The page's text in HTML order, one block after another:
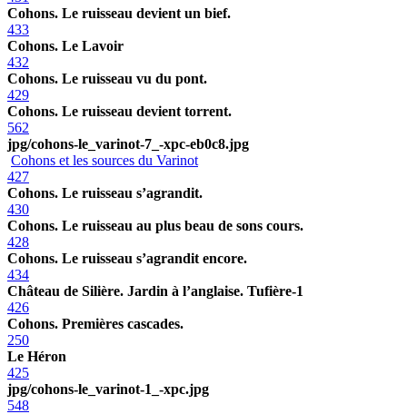
Cohons. Le ruisseau devient un bief.
433
Cohons. Le Lavoir
432
Cohons. Le ruisseau vu du pont.
429
Cohons. Le ruisseau devient torrent.
562
jpg/cohons-le_varinot-7_-xpc-eb0c8.jpg
Cohons et les sources du Varinot
427
Cohons. Le ruisseau s’agrandit.
430
Cohons. Le ruisseau au plus beau de sons cours.
428
Cohons. Le ruisseau s’agrandit encore.
434
Château de Silière. Jardin à l’anglaise. Tufière-1
426
Cohons. Premières cascades.
250
Le Héron
425
jpg/cohons-le_varinot-1_-xpc.jpg
548